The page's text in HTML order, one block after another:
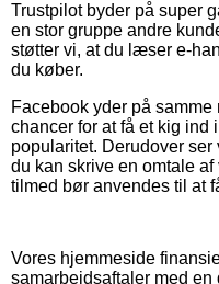
Trustpilot byder på super
en stor gruppe andre
støtter vi, at du læser e-
du køber.
Facebook yder på
chancer for at få et kig ind
popularitet. Derudover
du kan skrive en omtale
tilmed bør anvendes til at
Vores hjemmeside
samarbejdsaftaler med